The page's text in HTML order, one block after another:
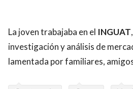
La joven trabajaba en el INGUAT
investigación y análisis de
lamentada por familiares,